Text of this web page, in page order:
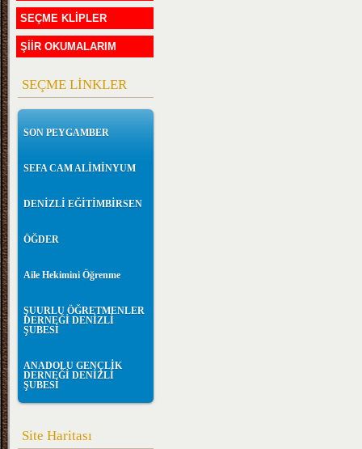
SEÇME KLİPLER
ŞİİR OKUMALARIM
SEÇME LİNKLER
SON PEYGAMBER
SEFA CAM ALİMİNYUM
DENİZLİ EĞİTİMBİRSEN
ÖĞDER
Aile Hekimini Öğrenme
ŞUURLU ÖĞRETMENLER
DERNEĞİ DENİZLİ
ŞUBESİ
ANADOLU GENÇLİK
DERNEĞİ DENİZLİ
ŞUBESİ
Site Haritası